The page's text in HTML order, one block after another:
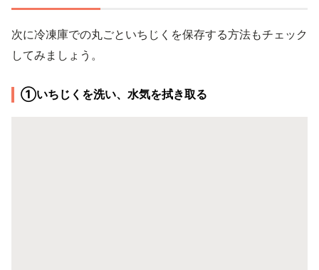
次に冷凍庫での丸ごといちじくを保存する方法もチェック
してみましょう。
①いちじくを洗い、水気を拭き取る